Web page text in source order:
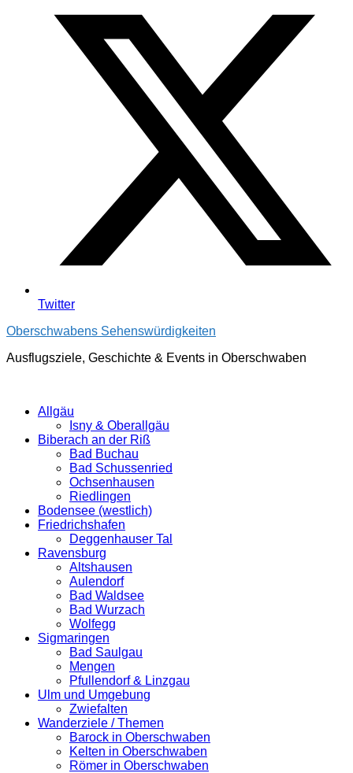
Twitter
Oberschwabens Sehenswürdigkeiten
Ausflugsziele, Geschichte & Events in Oberschwaben
Allgäu
Isny & Oberallgäu
Biberach an der Riß
Bad Buchau
Bad Schussenried
Ochsenhausen
Riedlingen
Bodensee (westlich)
Friedrichshafen
Deggenhauser Tal
Ravensburg
Altshausen
Aulendorf
Bad Waldsee
Bad Wurzach
Wolfegg
Sigmaringen
Bad Saulgau
Mengen
Pfullendorf & Linzgau
Ulm und Umgebung
Zwiefalten
Wanderziele / Themen
Barock in Oberschwaben
Kelten in Oberschwaben
Römer in Oberschwaben